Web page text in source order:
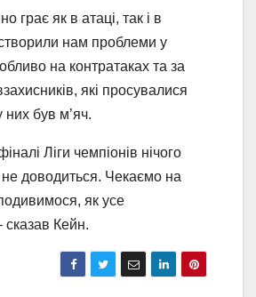
грає як в атаці, так і в
нам проблеми у
на контратаках та за
які просувалися
них був м’яч.
Ліги чемпіонів нічого
не доводиться. Чекаємо на
як усе
сказав Кейн.